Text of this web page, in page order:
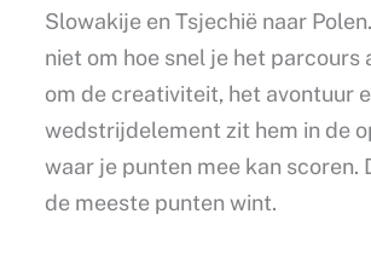
Slowakije en Tsjechië naar
niet om hoe snel je het parcours
om de creativiteit, het avontuur
wedstrijdelement zit hem in de
waar je punten mee kan scoren.
de meeste punten wint.